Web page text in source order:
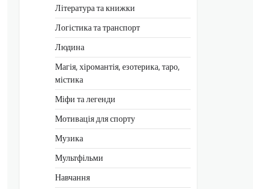
Література та книжки
Логістика та транспорт
Людина
Магія, хіромантія, езотерика, таро,
містика
Міфи та легенди
Мотивація для спорту
Музика
Мультфільми
Навчання